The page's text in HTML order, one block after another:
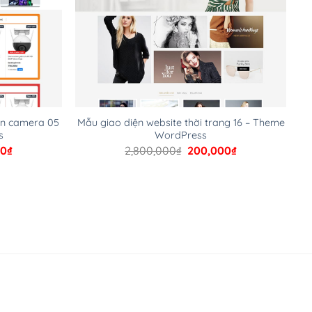
camera 05
₫Giá
Mẫu giao diện website thời trang 16 – Theme
WordPress
2,800,000₫ Giá
200,000₫Giá